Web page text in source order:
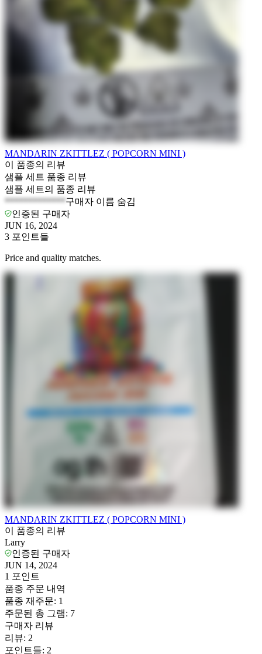
MANDARIN ZKITTLEZ ( POPCORN MINI )
이 품종의 리뷰
샘플 세트 품종 리뷰
샘플 세트의 품종 리뷰
*************구매자 이름 숨김
인증된 구매자
JUN 16, 2024
3 포인트들
Price and quality matches.
MANDARIN ZKITTLEZ ( POPCORN MINI )
이 품종의 리뷰
Larry
인증된 구매자
JUN 14, 2024
1 포인트
품종 주문 내역
품종 재주문: 1
주문된 총 그램: 7
구매자 리뷰
리뷰: 2
포인트들: 2